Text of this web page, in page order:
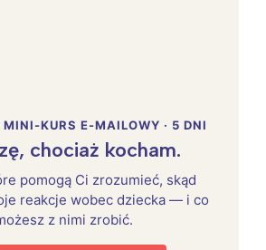
KURS E-MAILOWY · 5 DNI
chociaż kocham.
pomogą Ci zrozumieć, skąd
reakcje wobec dziecka — i co
z nimi zrobić.